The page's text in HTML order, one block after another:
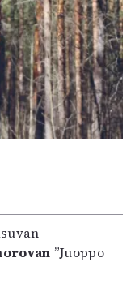
”Juoppo